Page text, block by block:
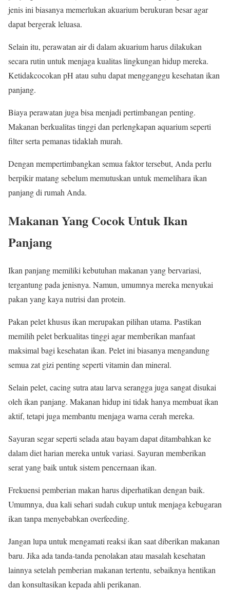
jenis ini biasanya memerlukan akuarium berukuran besar agar
dapat bergerak leluasa.
Selain itu, perawatan air di dalam akuarium harus dilakukan
secara rutin untuk menjaga kualitas lingkungan hidup mereka.
Ketidakcocokan pH atau suhu dapat mengganggu kesehatan ikan
panjang.
Biaya perawatan juga bisa menjadi pertimbangan penting.
Makanan berkualitas tinggi dan perlengkapan aquarium seperti
filter serta pemanas tidaklah murah.
Dengan mempertimbangkan semua faktor tersebut, Anda perlu
berpikir matang sebelum memutuskan untuk memelihara ikan
panjang di rumah Anda.
Makanan Yang Cocok Untuk Ikan
Panjang
Ikan panjang memiliki kebutuhan makanan yang bervariasi,
tergantung pada jenisnya. Namun, umumnya mereka menyukai
pakan yang kaya nutrisi dan protein.
Pakan pelet khusus ikan merupakan pilihan utama. Pastikan
memilih pelet berkualitas tinggi agar memberikan manfaat
maksimal bagi kesehatan ikan. Pelet ini biasanya mengandung
semua zat gizi penting seperti vitamin dan mineral.
Selain pelet, cacing sutra atau larva serangga juga sangat disukai
oleh ikan panjang. Makanan hidup ini tidak hanya membuat ikan
aktif, tetapi juga membantu menjaga warna cerah mereka.
Sayuran segar seperti selada atau bayam dapat ditambahkan ke
dalam diet harian mereka untuk variasi. Sayuran memberikan
serat yang baik untuk sistem pencernaan ikan.
Frekuensi pemberian makan harus diperhatikan dengan baik.
Umumnya, dua kali sehari sudah cukup untuk menjaga kebugaran
ikan tanpa menyebabkan overfeeding.
Jangan lupa untuk mengamati reaksi ikan saat diberikan makanan
baru. Jika ada tanda-tanda penolakan atau masalah kesehatan
lainnya setelah pemberian makanan tertentu, sebaiknya hentikan
dan konsultasikan kepada ahli perikanan.